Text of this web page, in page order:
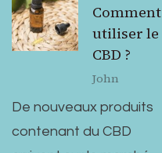
Comment
utiliser le
CBD ?
John
De nouveaux produits
contenant du CBD